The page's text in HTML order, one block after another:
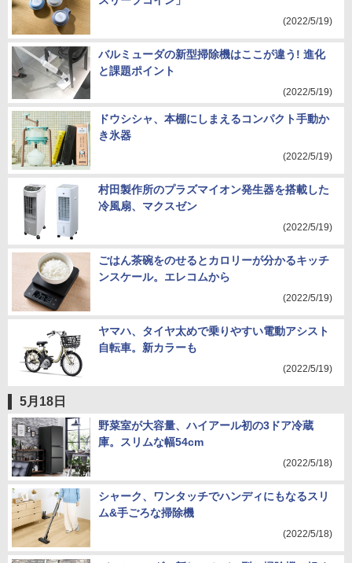
(2022/5/19)
バルミューダの新型掃除機はここが違う! 進化
と課題ポイント
(2022/5/19)
ドウシシャ、本棚にしまえるコンパクト手動か
き氷器
(2022/5/19)
村田製作所のプラズマイオン発生器を搭載した
冷風扇、マクスゼン
(2022/5/19)
ごはん茶碗をのせるとカロリーが分かるキッチ
ンスケール。エレコムから
(2022/5/19)
ヤマハ、タイヤ太めで乗りやすい電動アシスト
自転車。新カラーも
(2022/5/19)
5月18日
野菜室が大容量、ハイアール初の3ドア冷蔵
庫。スリムな幅54cm
(2022/5/18)
シャーク、ワンタッチでハンディにもなるスリ
ム&手ごろな掃除機
(2022/5/18)